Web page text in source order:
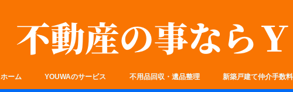
ホーム YOUWAのサービス 不用品回収・遺品整理 新築戸建て仲介手数